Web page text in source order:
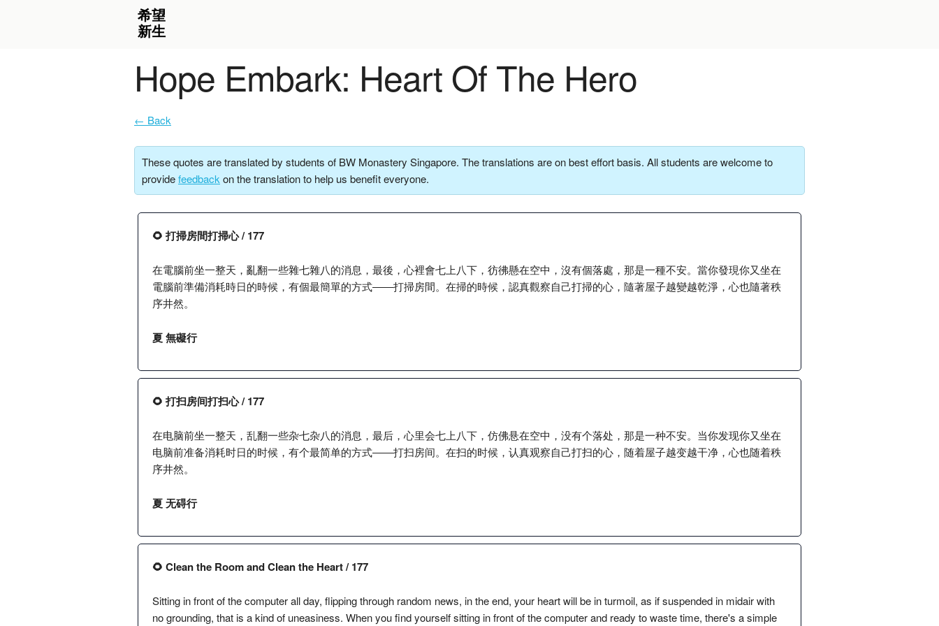
Hope Embark: Heart Of The Hero
← Back
These quotes are translated by students of BW Monastery Singapore. The translations are on best effort basis. All students are welcome to
providefeedback on the translation to help us benefit everyone.
🌻 打掃房間打掃心 / 177
在電腦前坐一整天，亂翻一些雜七雜八的消息，最後，心裡會七上八下，彷彿懸在空中，沒有個落處，那是一種不安。當你發現你又坐在
電腦前準備消耗時日的時候，有個最簡單的方式――打掃房間。在掃的時候，認真觀察自己打掃的心，隨著屋子越變越乾淨，心也隨著秩
序井然。
夏 無礙行
🌻 打扫房间打扫心 / 177
在电脑前坐一整天，乱翻一些杂七杂八的消息，最后，心里会七上八下，仿佛悬在空中，没有个落处，那是一种不安。当你发现你又坐在
电脑前准备消耗时日的时候，有个最简单的方式――打扫房间。在扫的时候，认真观察自己打扫的心，随着屋子越变越干净，心也随着秩
序井然。
夏 无碍行
🌻 Clean the Room and Clean the Heart / 177
Sitting in front of the computer all day, flipping through random news, in the end, your heart will be in turmoil, as if suspended in midair with
no grounding, that is a kind of uneasiness. When you find yourself sitting in front of the computer and ready to waste time, there's a simple